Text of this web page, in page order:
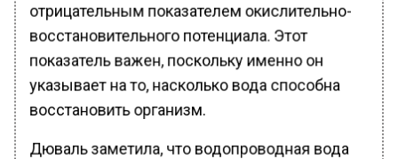
отрицательным показателем окислительно-
восстановительного потенциала. Этот
показатель важен, поскольку именно он
указывает на то, насколько вода способна
восстановить организм.
Дюваль заметила, что водопроводная вода